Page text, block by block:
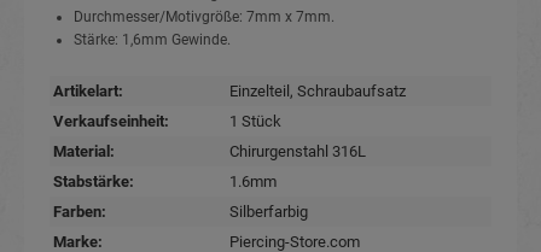
Durchmesser/Motivgröße: 7mm x 7mm.
Stärke: 1,6mm Gewinde.
Artikelart: Einzelteil, Schraubaufsatz
Verkaufseinheit:
1 Stück
Material:
Chirurgenstahl 316L
Stabstärke:
1.6mm
Farben:
Silberfarbig
Marke:
Piercing-Store.com